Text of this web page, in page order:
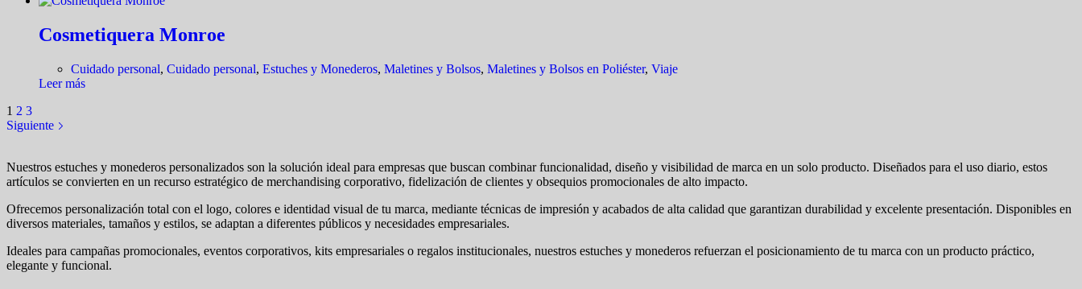
Cosmetiquera Monroe
Cuidado personal, Cuidado personal, Estuches y Monederos, Maletines y Bolsos, Maletines y Bolsos en Poliéster, Viaje
Leer más
1 2 3
Siguiente
Nuestros estuches y monederos personalizados son la solución ideal para empresas que buscan combinar funcionalidad, diseño y visibilidad de marca en un solo producto. Diseñados para el uso diario, estos
artículos se convierten en un recurso estratégico de merchandising corporativo, fidelización de clientes y obsequios promocionales de alto impacto.
Ofrecemos personalización total con el logo, colores e identidad visual de tu marca, mediante técnicas de impresión y acabados de alta calidad que garantizan durabilidad y excelente presentación. Disponibles en
diversos materiales, tamaños y estilos, se adaptan a diferentes públicos y necesidades empresariales.
Ideales para campañas promocionales, eventos corporativos, kits empresariales o regalos institucionales, nuestros estuches y monederos refuerzan el posicionamiento de tu marca con un producto práctico,
elegante y funcional.